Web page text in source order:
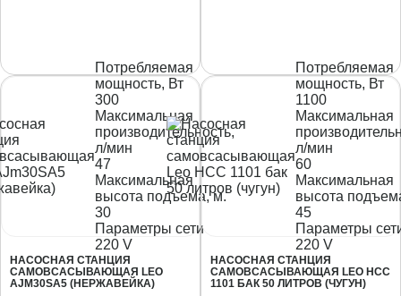
Потребляемая
мощность, Вт
300
Максимальная
производительность,
л/мин
47
Максимальная
высота подъема, м.
30
Параметры сети
220 V
НАСОСНАЯ СТАНЦИЯ
САМОВСАСЫВАЮЩАЯ LEO
AJM30SA5 (НЕРЖАВЕЙКА)
Потребляемая
мощность, Вт
1100
Максимальная
л/мин
60
Максимальная
высота
45
Параметры
220 V
НАСОСНАЯ СТАНЦИЯ
САМОВСАСЫВАЮЩАЯ LEO НСС
1101 БАК 50 ЛИТРОВ (ЧУГУН)